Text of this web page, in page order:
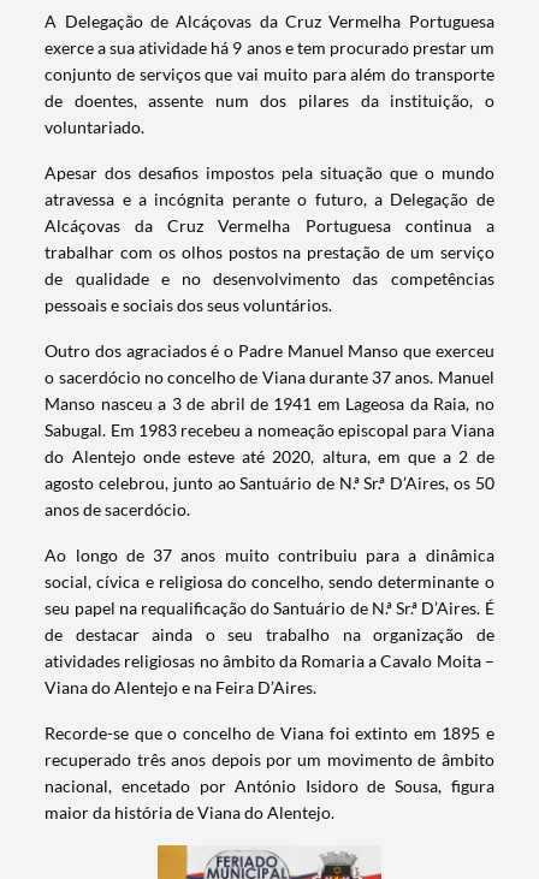
Termo de Pesquisa
A Delegação de Alcáçovas da Cruz Vermelha Portuguesa
exerce a sua atividade há 9 anos e tem procurado prestar um
conjunto de serviços que vai muito para além do transporte
de doentes, assente num dos pilares da instituição, o
voluntariado.
Apesar dos desafios impostos pela situação que o mundo
atravessa e a incógnita perante o futuro, a Delegação de
Alcáçovas da Cruz Vermelha Portuguesa continua a
trabalhar com os olhos postos na prestação de um serviço
de qualidade e no desenvolvimento das competências
pessoais e sociais dos seus voluntários.
Outro dos agraciados é o Padre Manuel Manso que exerceu
o sacerdócio no concelho de Viana durante 37 anos. Manuel
Manso nasceu a 3 de abril de 1941 em Lageosa da Raia, no
Sabugal. Em 1983 recebeu a nomeação episcopal para Viana
do Alentejo onde esteve até 2020, altura, em que a 2 de
agosto celebrou, junto ao Santuário de N.ª Sr.ª D’Aires, os 50
anos de sacerdócio.
Ao longo de 37 anos muito contribuiu para a dinâmica
social, cívica e religiosa do concelho, sendo determinante o
seu papel na requalificação do Santuário de N.ª Sr.ª D’Aires. É
de destacar ainda o seu trabalho na organização de
atividades religiosas no âmbito da Romaria a Cavalo Moita –
Viana do Alentejo e na Feira D’Aires.
Recorde-se que o concelho de Viana foi extinto em 1895 e
recuperado três anos depois por um movimento de âmbito
nacional, encetado por António Isidoro de Sousa, figura
maior da história de Viana do Alentejo.